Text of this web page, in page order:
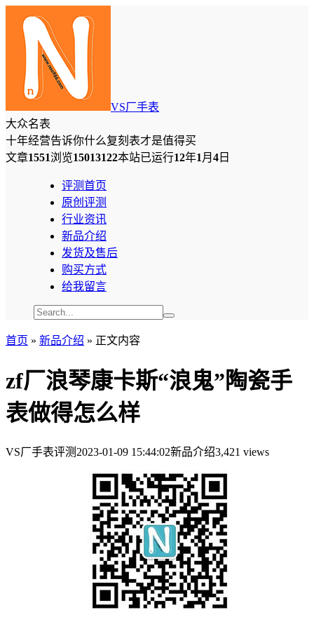
VS厂手表
大众名表
十年经营告诉你什么复刻表才是值得买
文章1551浏览15013122本站已运行12年1 月 4 日
评测首页
原创评测
行业资讯
新品介绍
发货及售后
购买方式
给我留言
首页 » 新品介绍 » 正文内容
zf厂浪琴康卡斯“浪鬼”陶瓷手
表做得怎么样
VS厂手表评测 2023-01-09 15:44:02新品介绍3,421 views